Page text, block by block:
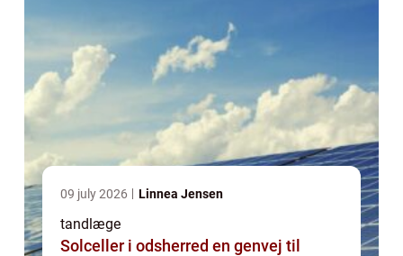
09 july 2026 Linnea Jensen
tandlæge
Solceller i odsherred en genvej til